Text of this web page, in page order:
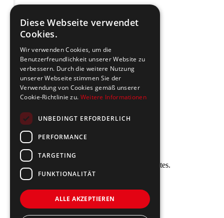
Steinburg Group
Über uns
Team
Kontakt
Broschüre
ekko acoustics
Adresse
Badenerstrasse 122
CH-5466 Kaiserstuhl
+41 43 433 00 25
Newsletter
Newsletter abonnieren für Neuigkeiten und Updates.
Impressum
Datenschutz
Diese Webseite verwendet
Cookies.
Wir verwenden Cookies, um die
Benutzerfreundlichkeit unserer Website zu
verbessern. Durch die weitere Nutzung
unserer Webseite stimmen Sie der
Verwendung von Cookies gemäß unserer
Cookie-Richtlinie zu. Weitere Informationen
UNBEDINGT ERFORDERLICH
PERFORMANCE
TARGETING
FUNKTIONALITÄT
ALLE AKZEPTIEREN